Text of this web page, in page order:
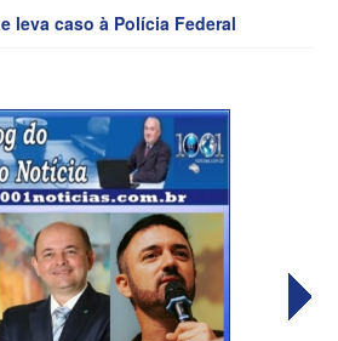
leva caso à Polícia Federal